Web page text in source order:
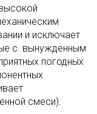
и исключает
с вынужденным
погодных
смеси).